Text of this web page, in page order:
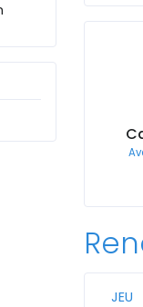
JEU